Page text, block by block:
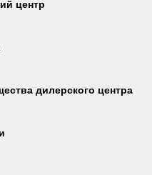
по кредиту
центр
дилерского центра